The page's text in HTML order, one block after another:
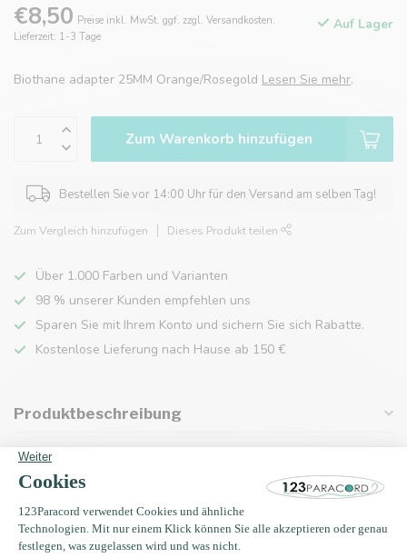
€8,50 Preise inkl. MwSt. ggf. zzgl. Versandkosten.
Lieferzeit: 1-3 Tage
Auf Lager
Biothane adapter 25MM Orange/Rosegold Lesen Sie mehr.
Zum Warenkorb hinzufügen
Bestellen Sie vor 14:00 Uhr für den Versand am selben Tag!
Zum Vergleich hinzufügen Dieses Produkt teilen
Über 1.000 Farben und Varianten
98 % unserer Kunden empfehlen uns
Sparen Sie mit Ihrem Konto und sichern Sie sich Rabatte.
Kostenlose Lieferung nach Hause ab 150 €
Produktbeschreibung
Eigenschaften
Zuletzt angesehen